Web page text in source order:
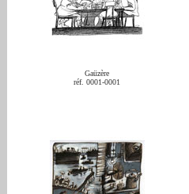
Gaüzère
réf. 0001-0001